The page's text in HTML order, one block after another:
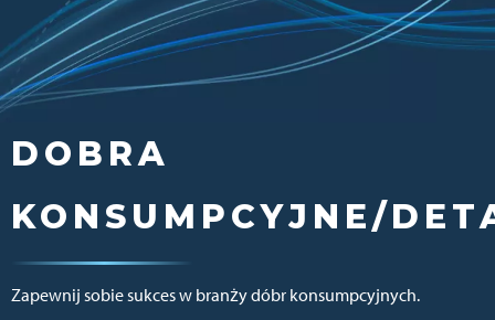
DOBRA
KONSUMPCYJNE/
Zapewnij sobie sukces w branży dóbr konsumpcyjnych.